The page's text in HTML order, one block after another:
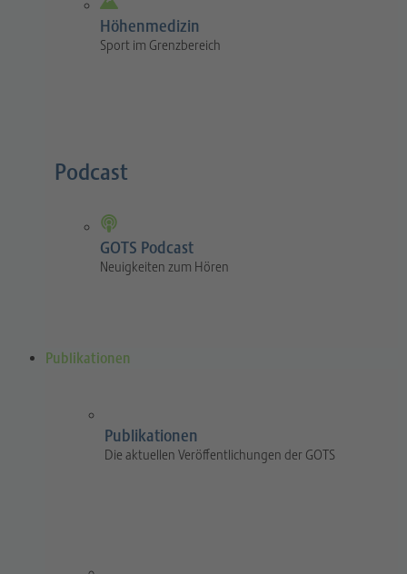
Höhenmedizin
Sport im Grenzbereich
Podcast
GOTS Podcast
Neuigkeiten zum Hören
Publikationen
Publikationen
Die aktuellen Veröffentlichungen der GOTS